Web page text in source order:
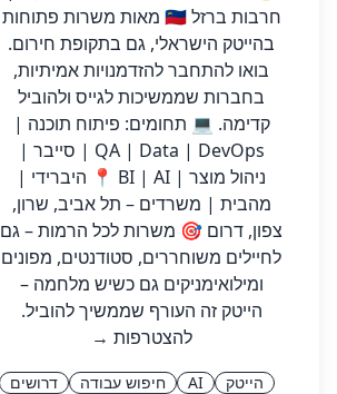
חרבות ברזל 🇮🇱 מאות משרות פתוחות
בהייטק הישראלי, גם בתקופת חירום.
בואו להתחבר להזדמנויות אמיתיות,
בחברות שממשיכות לגייס ולהוביל
קדימה. 💻 תחומים: פיתוח תוכנה |
QA | Data | DevOps | סייבר |
ניהול מוצר | BI | AI 📍 היברידי |
מהבית | משרדים – תל אביב, שרון,
צפון, דרום 🎯 משרות לכל הרמות – גם
לחיילים משוחררים, סטודנטים, מפונים
ומילואימניקים גם כשיש מלחמה –
הייטק זה העורף שממשיך להוביל.
להצטרפות →
הייטק AI חיפוש עבודה דרושים